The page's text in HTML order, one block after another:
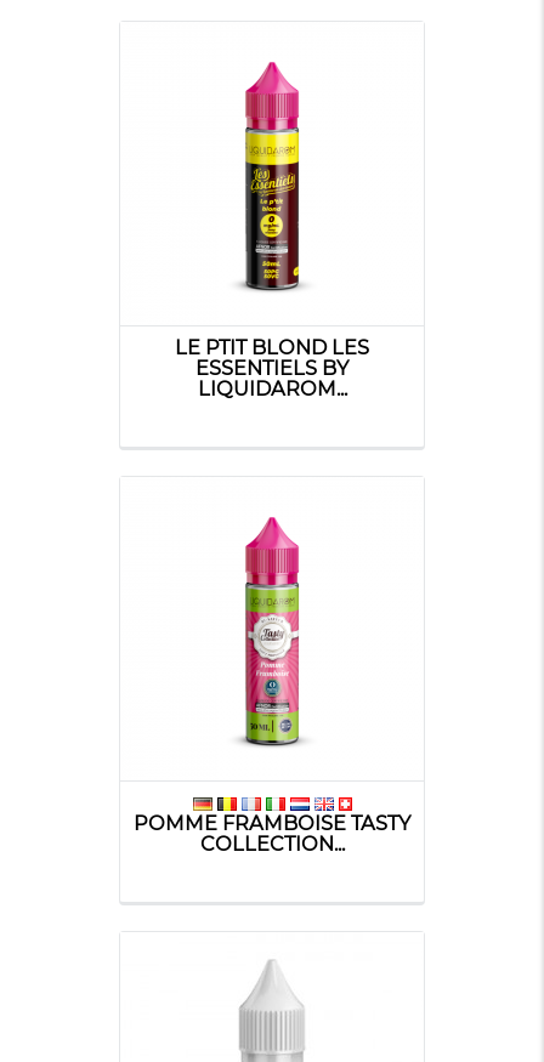
LE PTIT BLOND LES
ESSENTIELS BY
LIQUIDAROM...
POMME FRAMBOISE TASTY
COLLECTION...